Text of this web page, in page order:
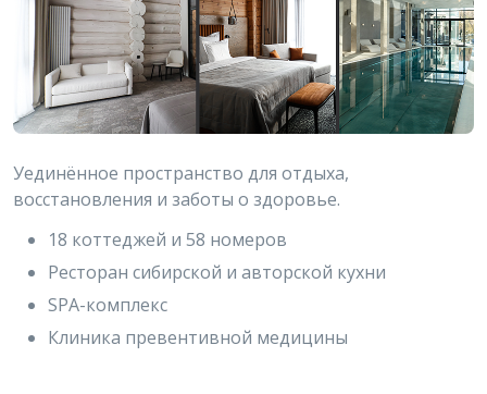
Уединённое пространство для отдыха,
восстановления и заботы о здоровье.
18 коттеджей и 58 номеров
Ресторан сибирской и авторской кухни
SPA-комплекс
Клиника превентивной медицины